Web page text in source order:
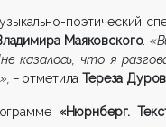
поэтический
Маяковского.
казалось, что я
– отметилаТереза
«Нюрнберг.